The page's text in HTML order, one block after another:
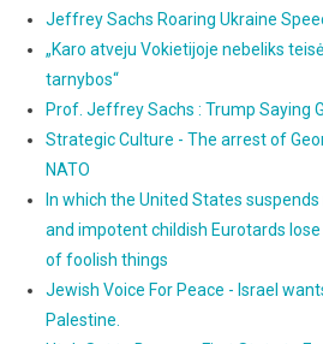
Jeffrey Sachs Roaring Ukraine
„Karo atveju Vokietijoje nebeliks
tarnybos“
Prof. Jeffrey Sachs : Trump Saying
Strategic Culture - The arrest of
NATO
In which the United States
and impotent childish Eurotards
of foolish things
Jewish Voice For Peace - Israel
Palestine.